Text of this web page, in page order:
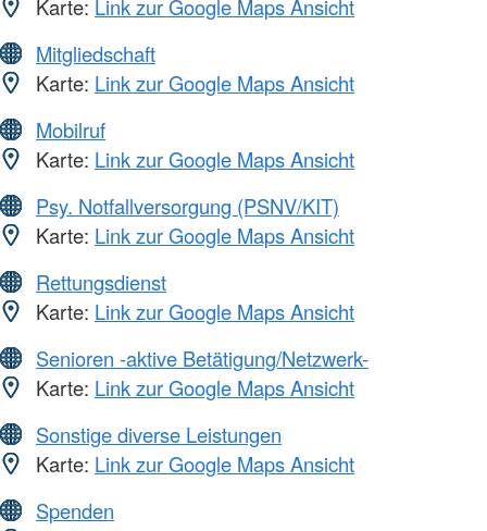
Karte: Link zur Google Maps Ansicht
Mitgliedschaft
Karte: Link zur Google Maps Ansicht
Mobilruf
Karte: Link zur Google Maps Ansicht
Psy. Notfallversorgung (PSNV/KIT)
Karte: Link zur Google Maps Ansicht
Rettungsdienst
Karte: Link zur Google Maps Ansicht
Senioren -aktive Betätigung/Netzwerk-
Karte: Link zur Google Maps Ansicht
Sonstige diverse Leistungen
Karte: Link zur Google Maps Ansicht
Spenden